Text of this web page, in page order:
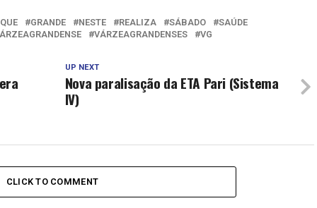
GRANDE NESTE REALIZA SÁBADO
SAÚDE
VÁRZEAGRANDENSES VG
UP NEXT
Nova paralisação da ETA Pari (Sistema
IV)
CLICK TO COMMENT